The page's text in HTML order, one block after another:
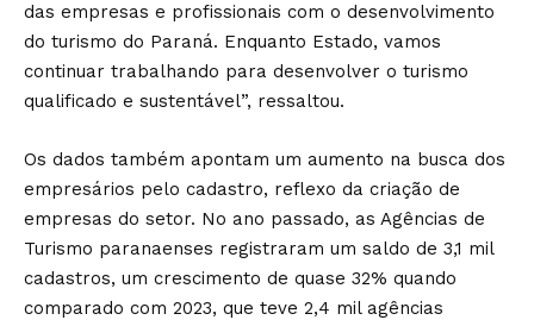
das empresas e profissionais com o desenvolvimento
do turismo do Paraná. Enquanto Estado, vamos
continuar trabalhando para desenvolver o turismo
qualificado e sustentável”, ressaltou.
Os dados também apontam um aumento na busca dos
empresários pelo cadastro, reflexo da criação de
empresas do setor. No ano passado, as Agências de
Turismo paranaenses registraram um saldo de 3,1 mil
cadastros, um crescimento de quase 32% quando
comparado com 2023, que teve 2,4 mil agências